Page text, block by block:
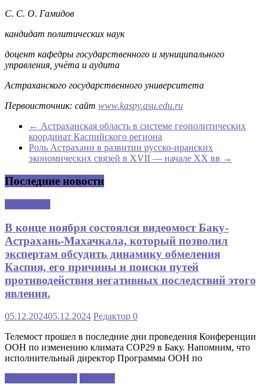
С. С. О. Гамидов
кандидат политических наук
доцент кафедры государственного и муниципального
управления, учёта и аудита
Астраханского государственного университета
Первоисточник: сайт www.kaspy.asu.edu.ru
← Астраханская область в системе геополитических
координат Каспийского региона
Роль Астрахани в развитии русско-иранских
экономических связей в XVII — начале XX вв →
Последние новости
В конце ноября состоялся видеомост Баку-
Астрахань-Махачкала, который позволил
экспертам обсудить динамику обмеления
Каспия, его причины и поиски путей
противодействия негативных последствий этого
явления.
05.12.202405.12.2024 Редактор 0
Телемост прошел в последние дни проведения Конференции
ООН по изменению климата COP29 в Баку. Напомним, что
исполнительный директор Программы ООН по